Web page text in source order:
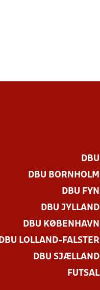
DBU
DBU BORNHOLM
DBU FYN
DBU JYLLAND
DBU KØBENHAVN
DBU LOLLAND-FALSTER
DBU SJÆLLAND
FUTSAL